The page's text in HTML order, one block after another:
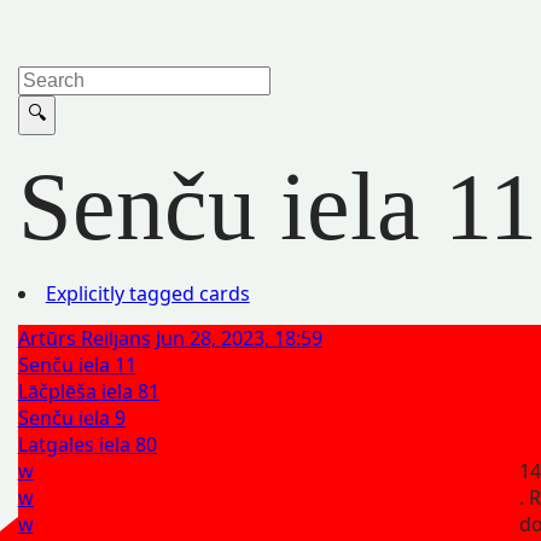
Senču iela 11
Explicitly tagged cards
Artūrs Reiljans Jun 28, 2023, 18:59
Senču iela 11
Lāčplēša iela 81
Senču iela 9
Latgales iela 80
w
w
w
.